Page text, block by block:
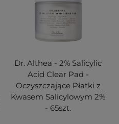
Dr. Althea - 2% Salicylic
Acid Clear Pad -
Oczyszczające Płatki z
Kwasem Salicylowym 2%
- 65szt.